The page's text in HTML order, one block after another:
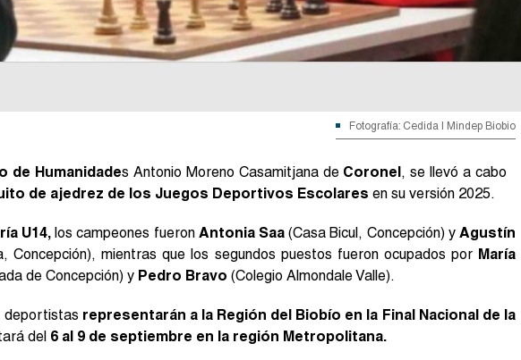
Fotografía: Cedida | Mindep Biobio
de Humanidades Antonio Moreno Casamitjana de Coronel, se llevó a cabo
de ajedrez de los Juegos Deportivos Escolares en su versión 2025.
U14, los campeones fueron Antonia Saa (Casa Bicul, Concepción) y Agustín
Concepción), mientras que los segundos puestos fueron ocupados por María
de Concepción) y Pedro Bravo (Colegio Almondale Valle).
deportistas representarán a la Región del Biobío en la Final Nacional de la
del 6 al 9 de septiembre en la región Metropolitana.